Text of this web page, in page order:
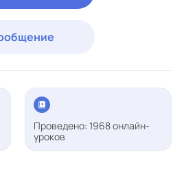
Проведено: 1968 онлайн-
уроков